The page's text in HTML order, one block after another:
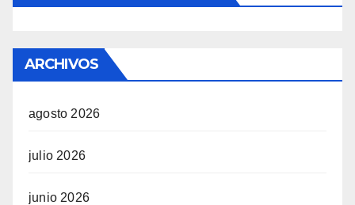
ARCHIVOS
agosto 2026
julio 2026
junio 2026